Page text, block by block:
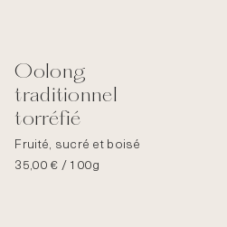
Oolong
traditionnel
torréfié
Fruité, sucré et boisé
35,00€ / 100g